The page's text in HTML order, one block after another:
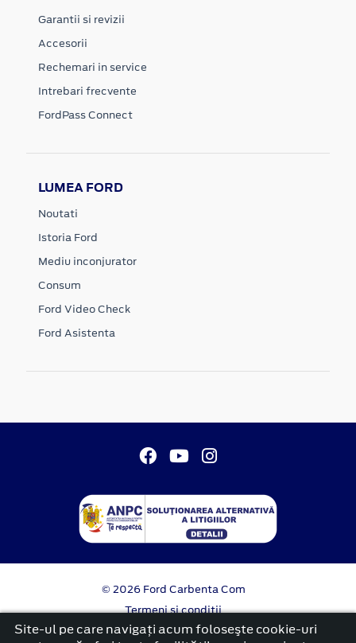
Garantii si revizii
Accesorii
Rechemari in service
Intrebari frecvente
FordPass Connect
LUMEA FORD
Noutati
Istoria Ford
Mediu inconjurator
Consum
Ford Video Check
Ford Asistenta
© 2026 Ford Carbenta Com
Termeni si conditii
Confidentialitate
Politica cookies
Site-ul pe care navigați acum foloseşte cookie-uri